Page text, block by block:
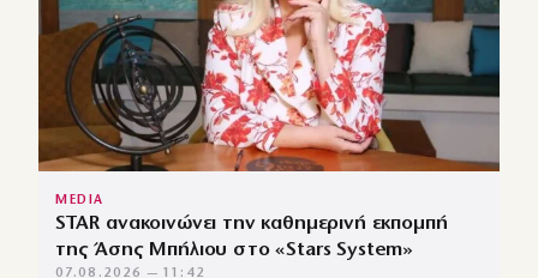
MEDIA
STAR ανακοινώνει την καθημερινή εκπομπή
της Άσης Μπήλιου στο «Stars System»
07.08.2026 — 11:42